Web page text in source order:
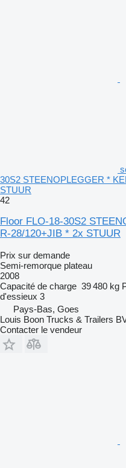
30S2 STEENOPLEGGER *
STUUR
42
Floor FLO-18-30S2
R-28/120+JIB * 2x STUUR
Prix sur demande
Semi-remorque plateau
2008
Capacité de charge 39 480 kg
d'essieux 3
Pays-Bas, Goes
Louis Boon Trucks & Trailers
Contacter le vendeur